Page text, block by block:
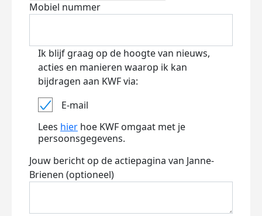
Mobiel nummer
Ik blijf graag op de hoogte van nieuws,
acties en manieren waarop ik kan
bijdragen aan KWF via:
E-mail
Lees hier hoe KWF omgaat met je
persoonsgegevens.
Jouw bericht op de actiepagina van Janne-
Brienen (optioneel)